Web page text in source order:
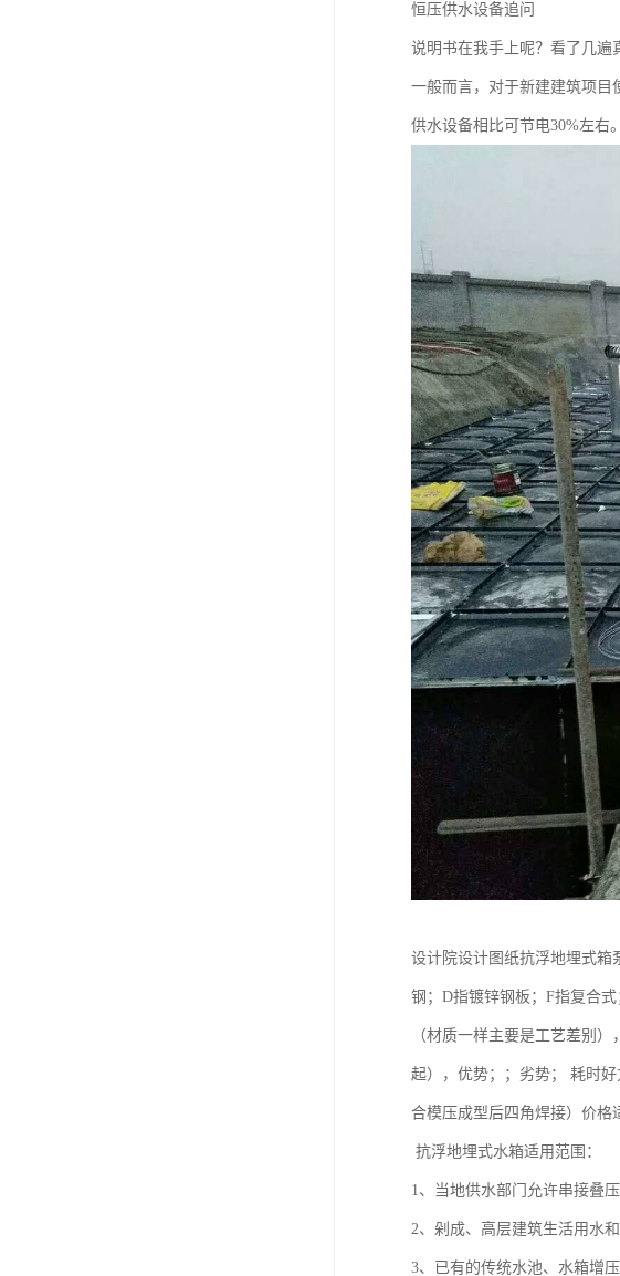
恒压供水设备追问
说明书在我手上呢？看了几遍
一般而言，对于新建建筑项目
供水设备相比可节电30%左右。
设计院设计图纸抗浮地埋式箱
钢；D指镀锌钢板；F指复合
（材质一样主要是工艺差别
起），优势；；劣势； 耗时
合模压成型后四角焊接）价格
抗浮地埋式水箱适用范围：
1、当地供水部门允许串接叠
2、剁成、高层建筑生活用水
3、已有的传统水池、水箱增